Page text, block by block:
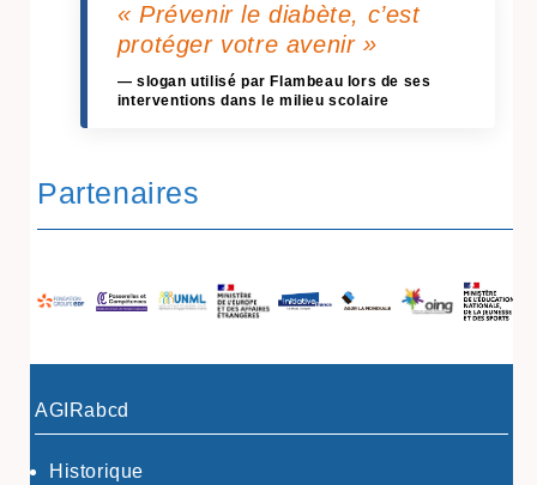
« Prévenir le diabète, c’est
protéger votre avenir »
— slogan utilisé par Flambeau lors de ses
interventions dans le milieu scolaire
Partenaires
AGIRabcd
Historique